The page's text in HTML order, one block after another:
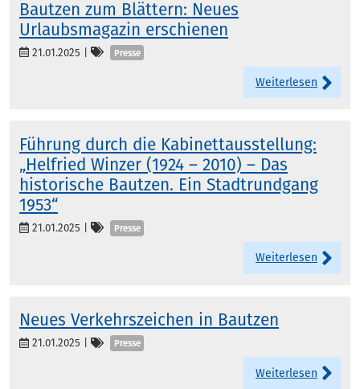
Bautzen zum Blättern: Neues
Urlaubsmagazin erschienen
21.01.2025 Kategorien
Presse
Weiterlesen
Führung durch die Kabinettausstellung:
„Helfried Winzer (1924 – 2010) – Das
historische Bautzen. Ein Stadtrundgang
1953“
21.01.2025 Kategorien
Presse
Weiterlesen
Neues Verkehrszeichen in Bautzen
21.01.2025 Kategorien
Presse
Weiterlesen